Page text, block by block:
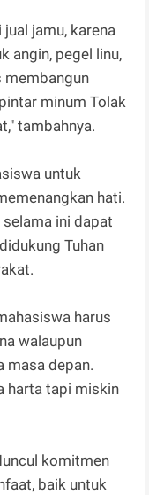
jamu, karena
angin, pegel linu,
membangun
minum Tolak
tambahnya.
untuk
hati.
ini dapat
Tuhan
harus
walaupun
masa depan.
harta tapi miskin
komitmen
baik untuk